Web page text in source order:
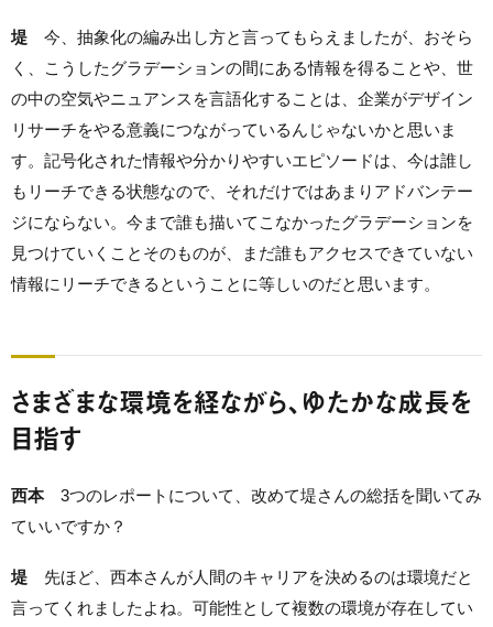
堤 今、抽象化の編み出し方と言ってもらえましたが、おそら
く、こうしたグラデーションの間にある情報を得ることや、世
の中の空気やニュアンスを言語化することは、企業がデザイン
リサーチをやる意義につながっているんじゃないかと思いま
す。記号化された情報や分かりやすいエピソードは、今は誰し
もリーチできる状態なので、それだけではあまりアドバンテー
ジにならない。今まで誰も描いてこなかったグラデーションを
見つけていくことそのものが、まだ誰もアクセスできていない
情報にリーチできるということに等しいのだと思います。
さまざまな環境を経ながら、ゆたかな成長を
目指す
西本3つのレポートについて、改めて堤さんの総括を聞いてみ
ていいですか？
堤 先ほど、西本さんが人間のキャリアを決めるのは環境だと
言ってくれましたよね。可能性として複数の環境が存在してい